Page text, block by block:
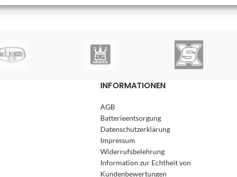
INFORMATIONEN
AGB
Batterieentsorgung
Datenschutzerklärung
Impressum
Widerrufsbelehrung
Information zur Echtheit von
Kundenbewertungen